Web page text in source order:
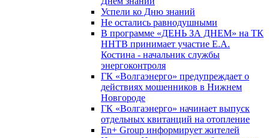
Успели ко Дню знаний
Не остались равнодушными
В программе «ДЕНЬ ЗА ДНЕМ» на ТК
ННТВ принимает участие Е.А.
Костина - начальник службы
энергоконтроля
ГК «Волгаэнерго» предупреждает о
действиях мошенников в Нижнем
Новгороде
ГК «Волгаэнерго» начинает выпуск
отдельных квитанций на отопление
En+ Group информирует жителей